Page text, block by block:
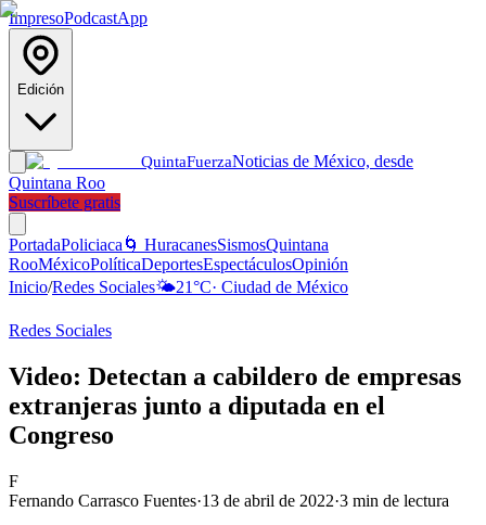
ImpresoPodcastApp
Edición
QuintaFuerzaNoticias de México, desde
Quintana Roo
Suscríbete gratis
PortadaPoliciaca 🌀 HuracanesSismosQuintana
RooMéxicoPolíticaDeportesEspectáculosOpinión
Inicio/Redes Sociales🌤️21°C· Ciudad de México
Redes Sociales
Video: Detectan a cabildero de empresas
extranjeras junto a diputada en el
Congreso
F
Fernando Carrasco Fuentes·13 de abril de 2022·3 min de lectura